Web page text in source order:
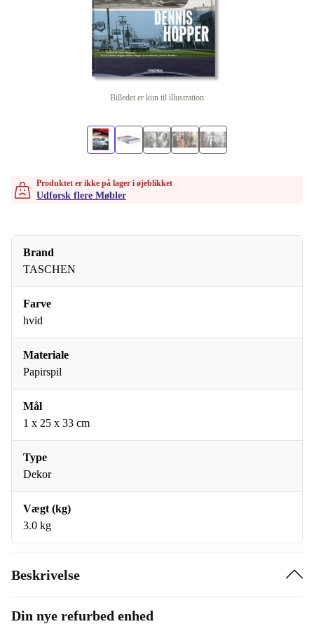
Billedet er kun til illustration
Produktet er ikke på lager i øjeblikket
Udforsk flere Møbler
Brand
TASCHEN
Farve
hvid
Materiale
Papirspil
Mål
1 x 25 x 33 cm
Type
Dekor
Vægt (kg)
3.0 kg
Beskrivelse
Din nye refurbed enhed